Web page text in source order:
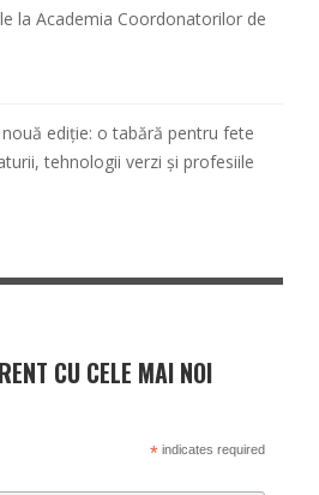
la Academia Coordonatorilor de
ediție: o tabără pentru fete
tehnologii verzi și profesiile
CU CELE MAI NOI
*indicates required